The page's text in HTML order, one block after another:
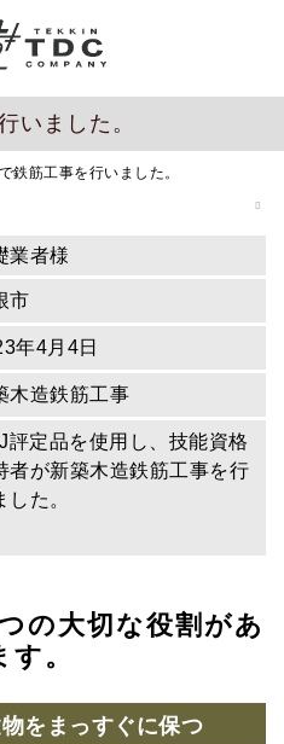
いました。
鉄筋工事を行いました。
業者様
市
年4月4日
木造鉄筋工事
評定品を使用し、技能資格
者が新築木造鉄筋工事を行
した。
の大切な役割があ
す。
をまっすぐに保つ